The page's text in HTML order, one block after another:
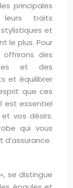
principales
leurs traits
et
le plus. Pour
offrirons des
et des
et équilibrer
que ces
est essentiel
vos désirs.
qui vous
se distingue